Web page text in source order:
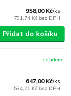
958,00 Kč/ks
791,74 Kč bez DPH
Přidat do košíku
647,00 Kč/ks
534,71 Kč bez DPH
skladem